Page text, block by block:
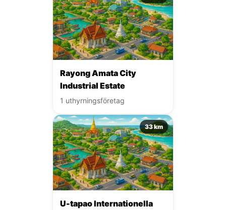
Rayong Amata City
Industrial Estate
1 uthyrningsföretag
33 km
U-tapao Internationella